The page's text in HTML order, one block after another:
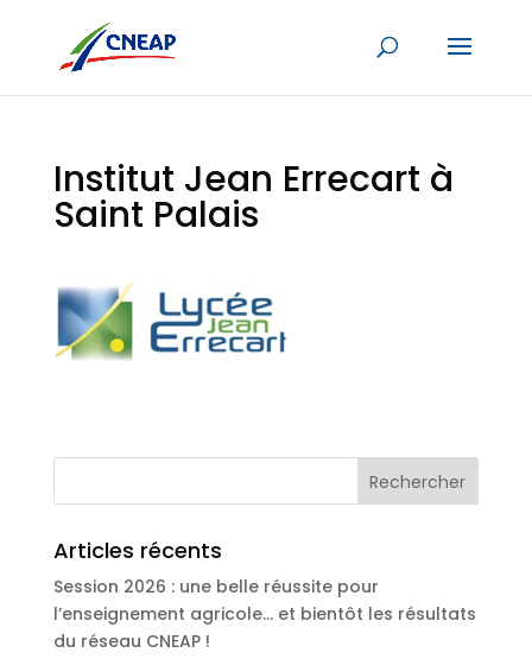
Institut Jean Errecart à
Saint Palais
Articles récents
Session 2026 : une belle réussite pour
l’enseignement agricole… et bientôt les résultats
du réseau CNEAP !